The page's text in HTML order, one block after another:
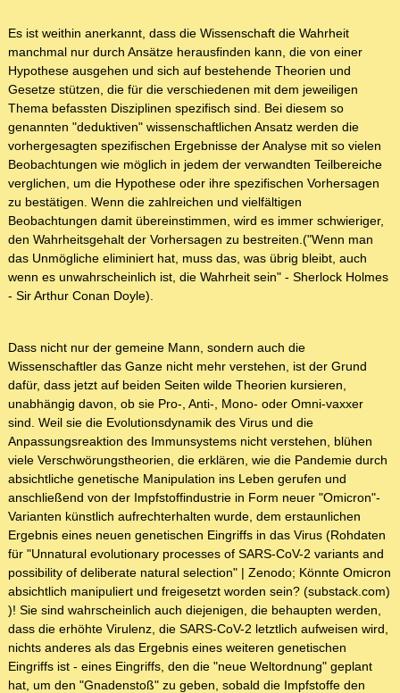
Es ist weithin anerkannt, dass die Wissenschaft die Wahrheit
manchmal nur durch Ansätze herausfinden kann, die von einer
Hypothese ausgehen und sich auf bestehende Theorien und
Gesetze stützen, die für die verschiedenen mit dem jeweiligen
Thema befassten Disziplinen spezifisch sind. Bei diesem so
genannten "deduktiven" wissenschaftlichen Ansatz werden die
vorhergesagten spezifischen Ergebnisse der Analyse mit so vielen
Beobachtungen wie möglich in jedem der verwandten Teilbereiche
verglichen, um die Hypothese oder ihre spezifischen Vorhersagen
zu bestätigen. Wenn die zahlreichen und vielfältigen
Beobachtungen damit übereinstimmen, wird es immer schwieriger,
den Wahrheitsgehalt der Vorhersagen zu bestreiten.("Wenn man
das Unmögliche eliminiert hat, muss das, was übrig bleibt, auch
wenn es unwahrscheinlich ist, die Wahrheit sein" - Sherlock Holmes
- Sir Arthur Conan Doyle).
Dass nicht nur der gemeine Mann, sondern auch die
Wissenschaftler das Ganze nicht mehr verstehen, ist der Grund
dafür, dass jetzt auf beiden Seiten wilde Theorien kursieren,
unabhängig davon, ob sie Pro-, Anti-, Mono- oder Omni-vaxxer
sind. Weil sie die Evolutionsdynamik des Virus und die
Anpassungsreaktion des Immunsystems nicht verstehen, blühen
viele Verschwörungstheorien, die erklären, wie die Pandemie durch
absichtliche genetische Manipulation ins Leben gerufen und
anschließend von der Impfstoffindustrie in Form neuer "Omicron"-
Varianten künstlich aufrechterhalten wurde, dem erstaunlichen
Ergebnis eines neuen genetischen Eingriffs in das Virus (Rohdaten
für "Unnatural evolutionary processes of SARS-CoV-2 variants and
possibility of deliberate natural selection" | Zenodo; Könnte Omicron
absichtlich manipuliert und freigesetzt worden sein? (substack.com)
)! Sie sind wahrscheinlich auch diejenigen, die behaupten werden,
dass die erhöhte Virulenz, die SARS-CoV-2 letztlich aufweisen wird,
nichts anderes als das Ergebnis eines weiteren genetischen
Eingriffs ist - eines Eingriffs, den die "neue Weltordnung" geplant
hat, um den "Gnadenstoß" zu geben, sobald die Impfstoffe den